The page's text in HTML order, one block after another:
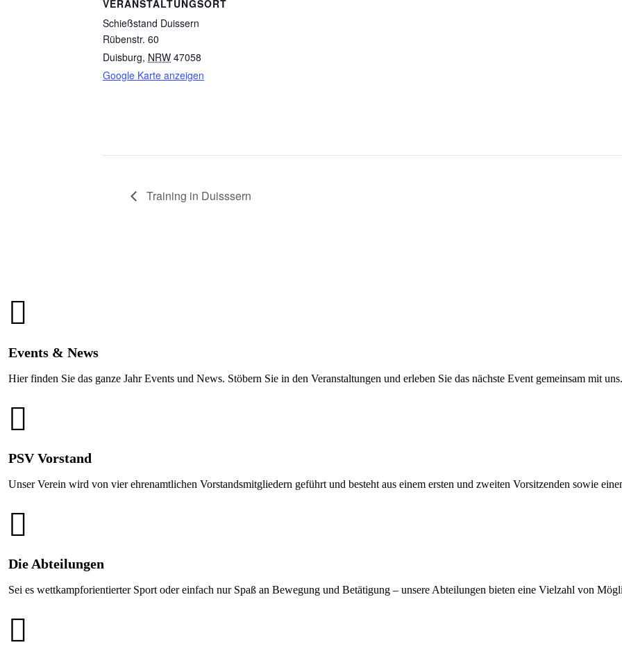
VERANSTALTUNGSORT
Schieß­stand Duissern
Rübenstr. 60
Duisburg, NRW 47058
Google Karte anzeigen
Trai­ning in Duisssern
Events & News
Hier finden Sie das ganze Jahr Events und News. Stöbern Sie in den Veranstaltungen und erleben Sie das nächste Event gemeinsam mit uns.
PSV Vorstand
Unser Verein wird von vier ehrenamtlichen Vorstandsmitgliedern geführt und besteht aus einem ersten und zweiten Vorsitzenden sowie
Die Abteilungen
Sei es wettkampforientierter Sport oder einfach nur Spaß an Bewegung und Betätigung – unsere Abteilungen bieten eine Vielzahl von